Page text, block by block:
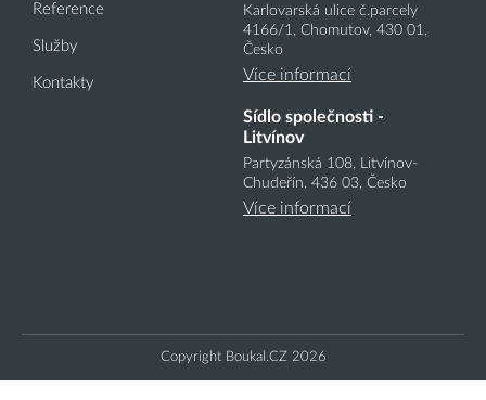
Reference
Služby
Kontakty
Karlovarská ulice č.parcely
4166/1, Chomutov, 430 01,
Česko
Více informací
Sídlo společnosti -
Litvínov
Partyzánská 108, Litvínov-
Chudeřín, 436 03, Česko
Více informací
Copyright Boukal.CZ 2026